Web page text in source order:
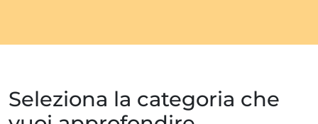
Seleziona la categoria che